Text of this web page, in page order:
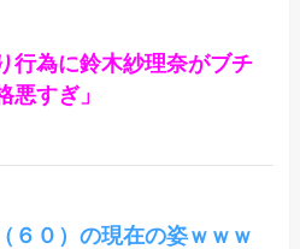
行為に鈴木紗理奈がブチ
悪すぎ」
６０）の現在の姿ｗｗｗ